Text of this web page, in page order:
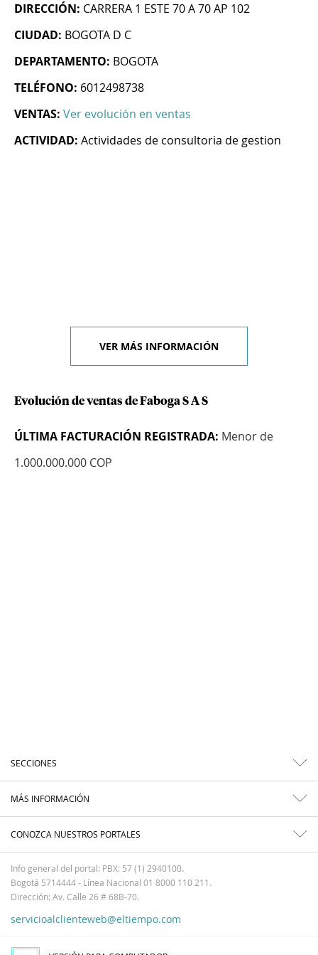
DIRECCIÓN: CARRERA 1 ESTE 70 A 70 AP 102
CIUDAD: BOGOTA D C
DEPARTAMENTO: BOGOTA
TELÉFONO: 6012498738
VENTAS: Ver evolución en ventas
ACTIVIDAD: Actividades de consultoria de gestion
VER MÁS INFORMACIÓN
Evolución de ventas de Faboga S A S
ÚLTIMA FACTURACIÓN REGISTRADA: Menor de
1.000.000.000 COP
SECCIONES
MÁS INFORMACIÓN
CONOZCA NUESTROS PORTALES
Info general del portal: PBX: 57 (1) 2940100.
Bogotá 5714444 - Línea Nacional 01 8000 110 211.
Dirección: Av. Calle 26 # 68B-70.
servicioalclienteweb@eltiempo.com